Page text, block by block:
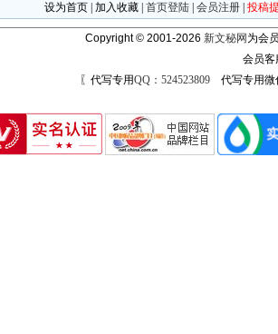
设为首页 加入收藏 首页登陆 会员注册 投稿
Copyright © 2001-2026 新文秘网 为会
会员
〖代写专用QQ：524523809代写专用微